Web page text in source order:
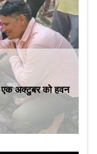
एक अक्टुबर को हवन